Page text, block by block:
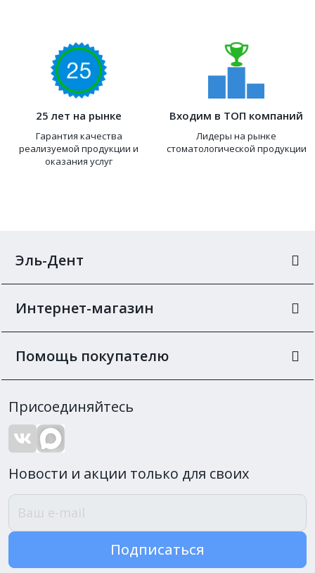
25 лет на рынке
Гарантия качества
реализуемой продукции и
оказания услуг
Входим в ТОП компаний
Лидеры на рынке
стоматологической продукции
Эль-Дент
Интернет-магазин
Помощь покупателю
Присоединяйтесь
Новости и акции только для своих
Подписаться